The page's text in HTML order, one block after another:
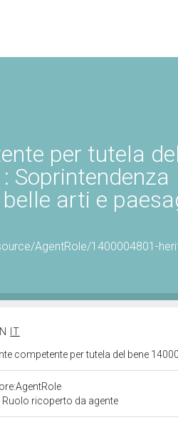
per tutela
Soprintendenza
arti e
AgentRole/1400004801-
IT
competente per tutela del bene
Ruolo ricoperto da agente